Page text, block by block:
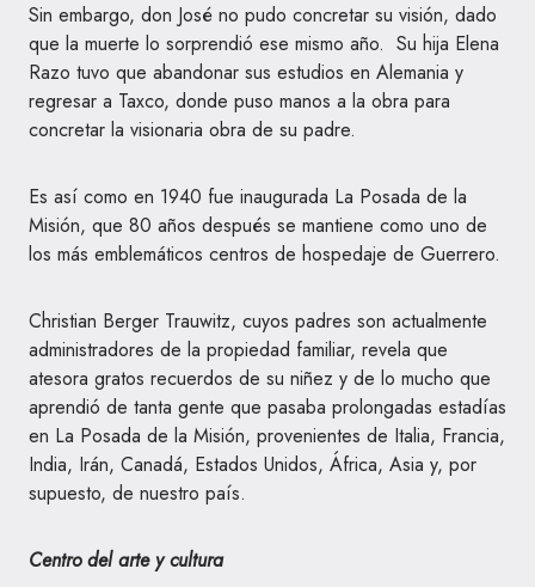
Sin embargo, don José no pudo concretar su visión, dado
que la muerte lo sorprendió ese mismo año. Su hija Elena
Razo tuvo que abandonar sus estudios en Alemania y
regresar a Taxco, donde puso manos a la obra para
concretar la visionaria obra de su padre.
Es así como en 1940 fue inaugurada La Posada de la
Misión, que 80 años después se mantiene como uno de
los más emblemáticos centros de hospedaje de Guerrero.
Christian Berger Trauwitz, cuyos padres son actualmente
administradores de la propiedad familiar, revela que
atesora gratos recuerdos de su niñez y de lo mucho que
aprendió de tanta gente que pasaba prolongadas estadías
en La Posada de la Misión, provenientes de Italia, Francia,
India, Irán, Canadá, Estados Unidos, África, Asia y, por
supuesto, de nuestro país.
Centro del arte y cultura